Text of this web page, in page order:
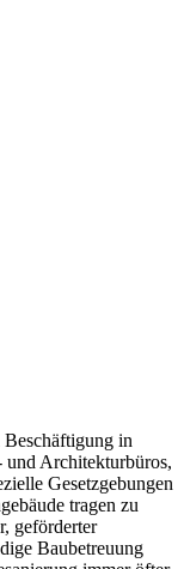
in
und Architekturbüros,
Gesetzgebungen
tragen zu
geförderter
Baubetreuung